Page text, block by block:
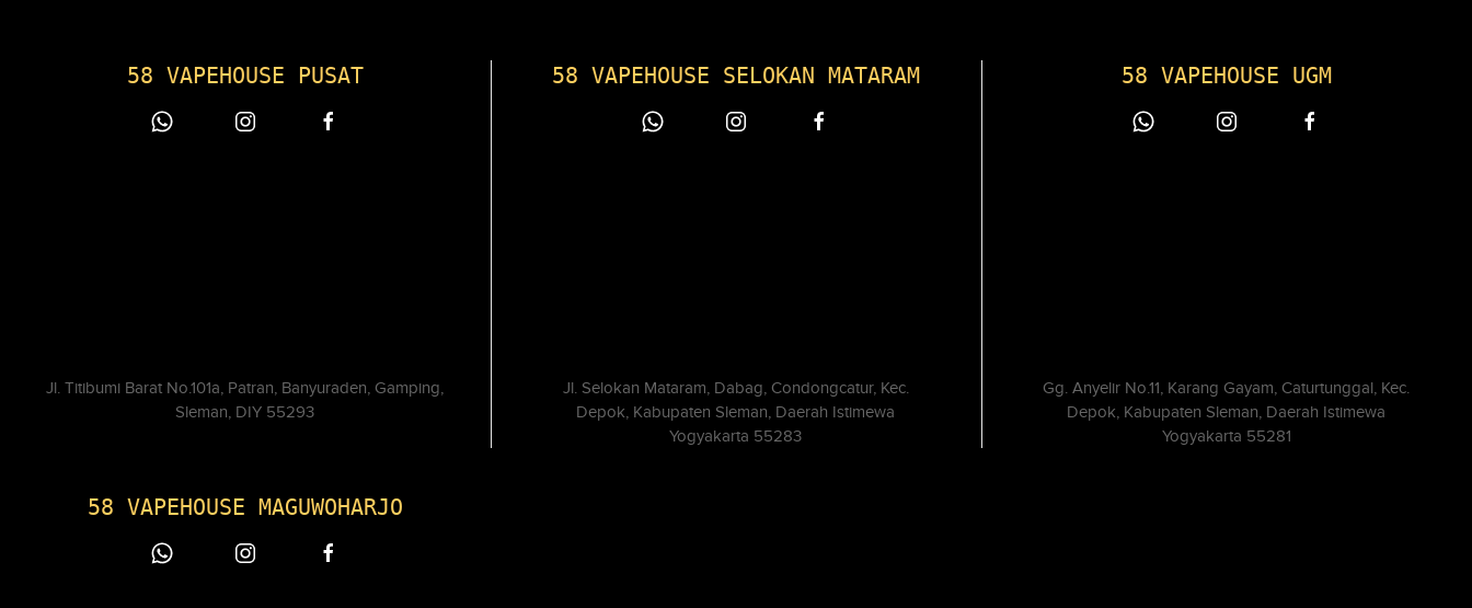
58 VAPEHOUSE PUSAT
Jl. Titibumi Barat No.101a, Patran, Banyuraden, Gamping,
Sleman, DIY 55293
58 VAPEHOUSE SELOKAN MATARAM
Jl. Selokan Mataram, Dabag, Condongcatur, Kec.
Depok, Kabupaten Sleman, Daerah Istimewa
Yogyakarta 55283
58 VAPEHOUSE UGM
Gg. Anyelir No.11, Karang Gayam, Caturtunggal, Kec.
Depok, Kabupaten Sleman, Daerah Istimewa
Yogyakarta 55281
58 VAPEHOUSE MAGUWOHARJO